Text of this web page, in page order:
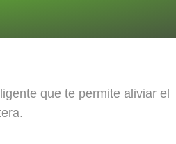
que te permite aliviar el